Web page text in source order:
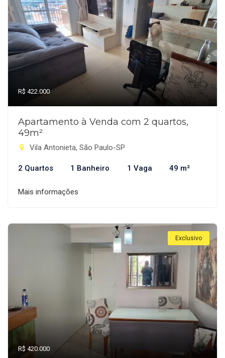
R$ 422.000
Apartamento à Venda com 2 quartos,
49m²
Vila Antonieta, São Paulo-SP
2 Quartos 1 Banheiro 1 Vaga 49 m²
Mais informações
Exclusivo
R$ 420.000